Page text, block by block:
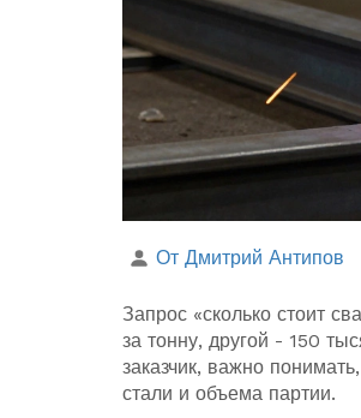
От Дмитрий Антипов
Запрос «сколько стоит
за тонну, другой - 150
заказчик, важно
стали и объема партии.